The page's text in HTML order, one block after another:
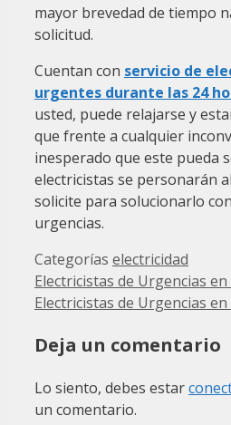
mayor brevedad de tiempo
solicitud.
Cuentan con servicio de
urgentes durante las 24
usted, puede relajarse y
que frente a cualquier
inesperado que este pueda
electricistas se personarán
solicite para solucionarlo
urgencias.
Categorías electricidad
Electricistas de Urgencias en
Electricistas de Urgencias
Deja un comentario
Lo siento, debes estar
un comentario.